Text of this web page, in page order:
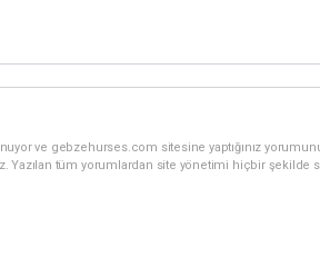
ve gebzehurses.com sitesine yaptığınız
Yazılan tüm yorumlardan site yönetimi hiçbir şekilde